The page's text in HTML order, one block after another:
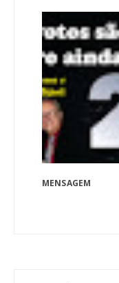
MENSAGEM